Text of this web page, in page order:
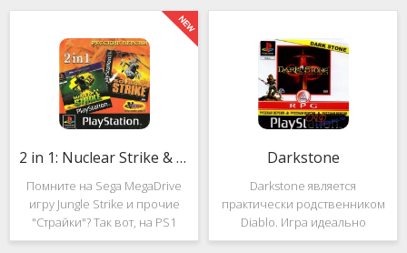
Saga рассказывает
классическую историю, в
которой идёт битва за
королевство Азерот в мире
Средневековья с
террористов и зомби. Здесь
народы объединяются в
борьбе с врагом, Земля
рушится, но
2 in 1: Nuclear Strike & Soviet Strike
Помните на Sega MegaDrive
игру Jungle Strike и прочие
"Страйки"? Так вот, на PS1
данная серия продолжила
Darkstone
Darkstone является
практически родственником
Diablo. Игра идеально
подойдёт для тех, кто ищет